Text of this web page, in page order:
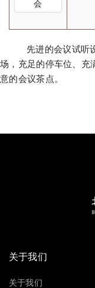
会
先进的会议试听
场，充足的停车位、充
意的会议茶点。
关于我们
关于我们